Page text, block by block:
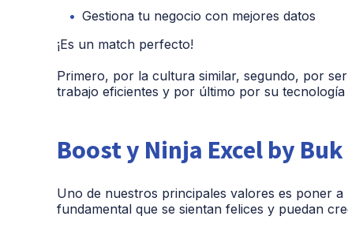
Gestiona tu negocio con mejores datos
¡Es un match perfecto!
Primero, por la cultura similar, segundo, por
trabajo eficientes y por último por su tecnología
Boost y Ninja Excel by Buk
Uno de nuestros principales valores es poner
fundamental que se sientan felices y puedan